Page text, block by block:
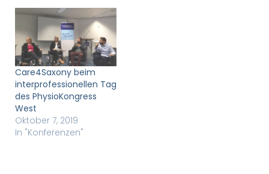
Care4Saxony beim
interprofessionellen Tag
des PhysioKongress
West
Oktober 7, 2019
In "Konferenzen"